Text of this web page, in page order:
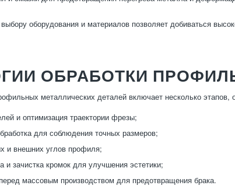
оборудования и материалов позволяет добиваться
ОБРАБОТКИ
металлических деталей включает несколько этапов,
и оптимизация траектории фрезы;
для соблюдения точных размеров;
и внешних углов профиля;
зачистка кромок для улучшения эстетики;
массовым производством для предотвращения брака.